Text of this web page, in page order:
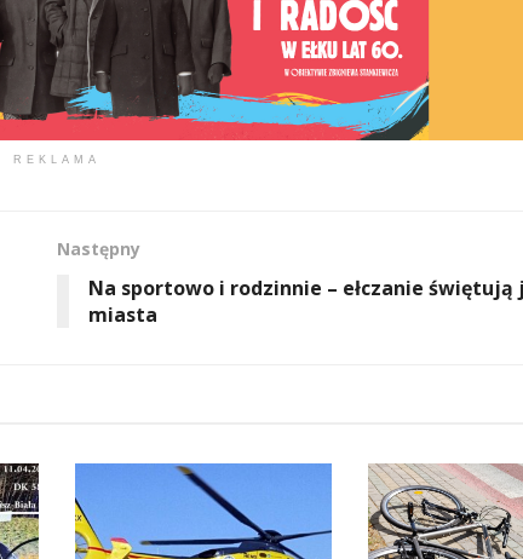
REKLAMA
Następny
Na sportowo i rodzinnie – ełczanie świętują
miasta